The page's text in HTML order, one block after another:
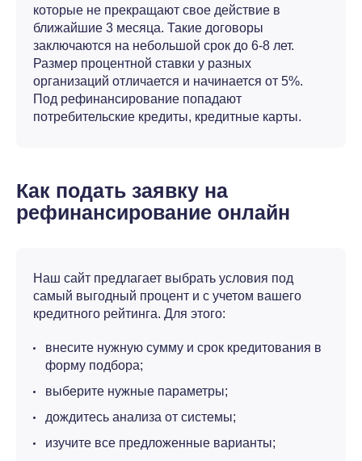
которые не прекращают свое действие в
ближайшие 3 месяца. Такие договоры
заключаются на небольшой срок до 6-8 лет.
Размер процентной ставки у разных
организаций отличается и начинается от 5%.
Под рефинансирование попадают
потребительские кредиты, кредитные карты.
Как подать заявку на
рефинансирование онлайн
Наш сайт предлагает выбрать условия под
самый выгодный процент и с учетом вашего
кредитного рейтинга. Для этого:
внесите нужную сумму и срок кредитования в
форму подбора;
выберите нужные параметры;
дождитесь анализа от системы;
изучите все предложенные варианты;